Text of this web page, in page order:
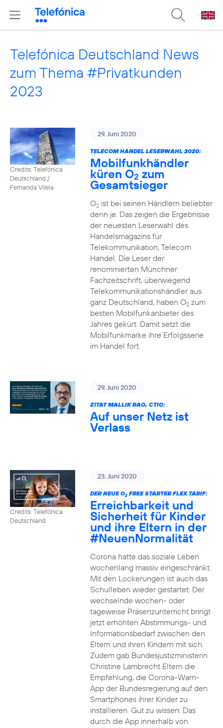
Telefónica Deutschland News
zum Thema #Privatkunden
2023
Credits: Telefónica
Deutschland /
Fernanda Vilela
29. Juni 2020
TELECOM HANDEL LESERWAHL 2020:
Mobilfunkhändler
küren O2 zum
Gesamtsieger
O2ist bei seinen Händlern beliebter
denn je. Das zeigen die Ergebnisse
der neuesten Leserwahl des
Handelsmagazins für
Telekommunikation, Telecom
Handel. Die Leser der
renommierten Münchner
Fachzeitschrift, überwiegend
Telekommunikationshändler aus
ganz Deutschland, haben O2zum
besten Mobilfunkanbieter des
Jahres gekürt. Damit setzt die
Mobilfunkmarke ihre Erfolgsserie
im Handel fort.
29. Juni 2020
ZITAT MALLIK RAO, CTIO:
Auf unser Netz ist
Verlass
Credits: Telefónica
Deutschland
23. Juni 2020
DER NEUE O2FREE STARTER FLEX TARIF:
Erreichbarkeit und
Sicherheit für Kinder
und ihre Eltern in der
#NeuenNormalität
Corona hatte das soziale Leben
wochenlang massiv eingeschränkt.
Mit den Lockerungen ist auch das
Schulleben wieder gestartet. Der
wechselnde wochen- oder
tageweise Präsenzunterricht bringt
jetzt erhöhten Abstimmungs- und
Informationsbedarf zwischen den
Eltern und ihren Kindern mit sich.
Zudem gab Bundesjustizministerin
Christine Lambrecht Eltern die
Empfehlung, die Corona-Warn-
App der Bundesregierung auf den
Smartphones ihrer Kinder zu
installieren. Gut zu wissen: Das
durch die App innerhalb von